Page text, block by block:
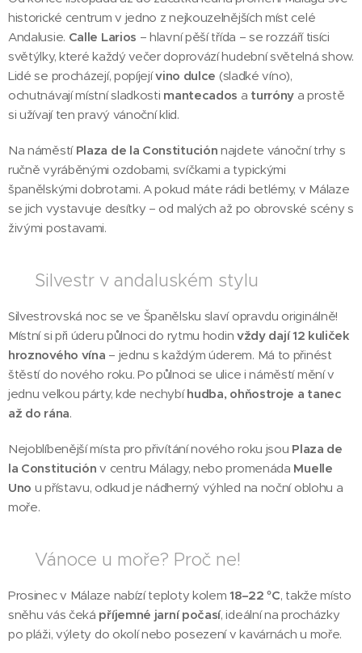
historické centrum v jedno z nejkouzelnějších míst celé
Andalusie. Calle Larios – hlavní pěší třída – se rozzáří tisíci
světýlky, které každý večer doprovází hudební světelná show.
Lidé se procházejí, popíjejívino dulce (sladké víno),
ochutnávají místní sladkosti mantecados a turróny a prostě
si užívají ten pravý vánoční klid.
Na náměstí Plaza de la Constitución najdete vánoční trhy s
ručně vyráběnými ozdobami, svíčkami a typickými
španělskými dobrotami. A pokud máte rádi betlémy, v Málaze
se jich vystavuje desítky – od malých až po obrovské scény s
živými postavami.
🎇 Silvestr v andaluském stylu
Silvestrovská noc se ve Španělsku slaví opravdu originálně!
Místní si při úderu půlnoci do rytmu hodin vždy dají 12 kuliček
hroznového vína – jednu s každým úderem. Má to přinést
štěstí do nového roku. Po půlnoci se ulice i náměstí mění v
jednu velkou párty, kde nechybíhudba, ohňostroje a tanec
až do rána.
Nejoblíbenější místa pro přivítání nového roku jsou Plaza de
la Constitución v centru Málagy, nebo promenáda Muelle
Uno u přístavu, odkud je nádherný výhled na noční oblohu a
moře.
🌞 Vánoce u moře? Proč ne!
Prosinec v Málaze nabízí teploty kolem18–22 °C, takže místo
sněhu vás čeká příjemné jarní počasí, ideální na procházky
po pláži, výlety do okolí nebo posezení v kavárnách u moře.